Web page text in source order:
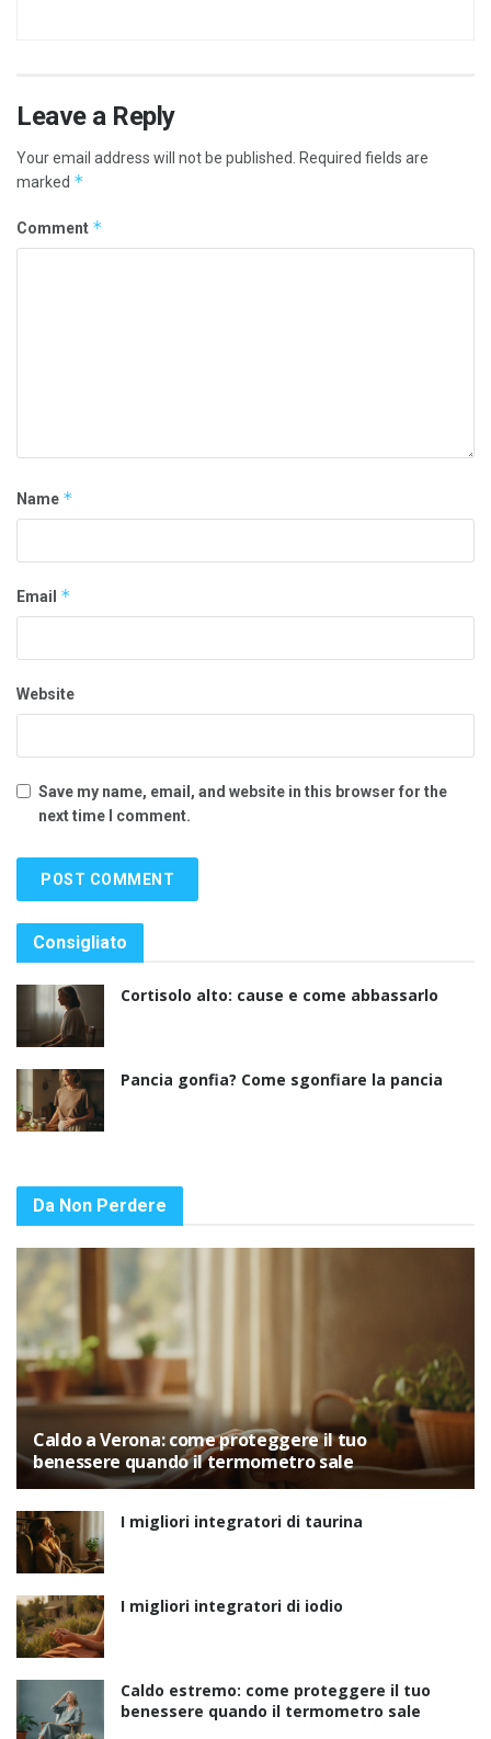
Leave a Reply
Your email address will not be published. Required fields are
marked *
Comment *
Name *
Email *
Website
Save my name, email, and website in this browser for the
next time I comment.
Consigliato
Cortisolo alto: cause e come abbassarlo
Pancia gonfia? Come sgonfiare la pancia
Da Non Perdere
Caldo a Verona: come proteggere il tuo
benessere quando il termometro sale
I migliori integratori di taurina
I migliori integratori di iodio
Caldo estremo: come proteggere il tuo
benessere quando il termometro sale